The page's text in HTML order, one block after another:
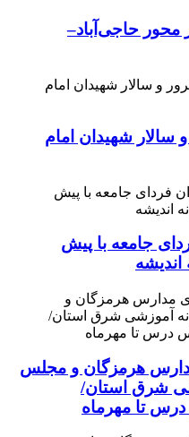
محور حاجی‌آباد–
سالار شهیدان امام
جامعه با پیش
اندیشه
هرمزگان و مجلس
شرق استان/